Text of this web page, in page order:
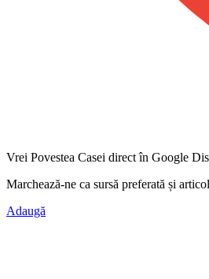
Vrei Povestea Casei direct în Google
Marchează-ne ca sursă preferată și
Adaugă